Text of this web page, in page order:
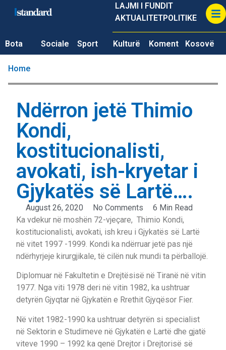
LAJMI I FUNDIT
AKTUALITETPOLITIKE
Bota Sociale Sport Kulturë Koment Kosovë
Home
Ndërron jetë Thimio
Kondi,
kostitucionalisti,
avokati, ish-kryetar i
Gjykatës së Lartë….
August 26, 2020 No Comments
6 Min Read
Ka vdekur në moshën 72-vjeçare, Thimio Kondi,
kostitucionalisti, avokati, ish kreu i Gjykatës së Lartë
në vitet 1997 -1999. Kondi ka ndërruar jetë pas një
ndërhyrjeje kirurgjikale, të cilën nuk mundi ta përballojë.
Diplomuar në Fakultetin e Drejtësisë në Tiranë në vitin
1977. Nga viti 1978 deri në vitin 1982, ka ushtruar
detyrën Gjyqtar në Gjykatën e Rrethit Gjyqësor Fier.
Në vitet 1982-1990 ka ushtruar detyrën si specialist
në Sektorin e Studimeve në Gjykatën e Lartë dhe gjatë
viteve 1990 – 1992 ka qenë Drejtor i Drejtorisë së